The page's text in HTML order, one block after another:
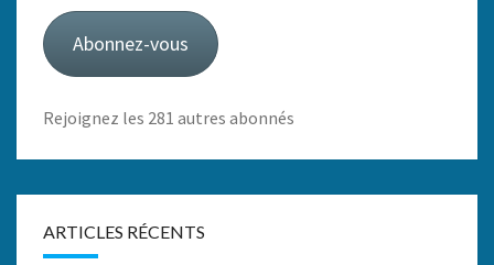
mail
Abonnez-vous
Rejoignez les 281 autres abonnés
ARTICLES RÉCENTS